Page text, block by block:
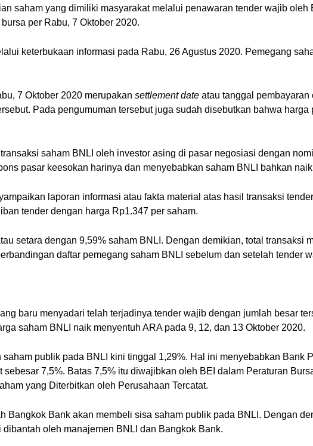
saham yang dimiliki masyarakat melalui penawaran tender wajib oleh
per Rabu, 7 Oktober 2020.
keterbukaan informasi pada Rabu, 26 Agustus 2020. Pemegang
7 Oktober 2020 merupakan settlement date atau tanggal
Pada pengumuman tersebut juga sudah disebutkan bahwa
saham BNLI oleh investor asing di pasar negosiasi dengan
pasar keesokan harinya dan menyebabkan saham BNLI bahkan
laporan informasi atau fakta material atas hasil transaksi
tender dengan harga Rp1.347 per saham.
setara dengan 9,59% saham BNLI. Dengan demikian, total transaksi
daftar pemegang saham BNLI sebelum dan setelah tender
baru menyadari telah terjadinya tender wajib dengan jumlah besar
saham BNLI naik menyentuh ARA pada 9, 12, dan 13 Oktober 2020.
publik pada BNLI kini tinggal 1,29%. Hal ini menyebabkan Bank
7,5%. Batas 7,5% itu diwajibkan oleh BEI dalam Peraturan
yang Diterbitkan oleh Perusahaan Tercatat.
Bangkok Bank akan membeli sisa saham publik pada BNLI. Dengan
oleh manajemen BNLI dan Bangkok Bank.